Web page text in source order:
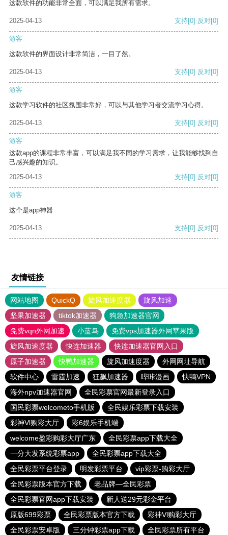
这款软件的功能非常全面，可以满足我所有需求。
2025-04-13 支持[0] 反对[0]
游客
这款软件的界面设计非常简洁，一目了然。
2025-04-13 支持[0] 反对[0]
游客
这款学习软件的社区氛围非常好，可以与其他学习者交流学习心得。
2025-04-13 支持[0] 反对[0]
游客
这款app的课程非常丰富，可以满足我不同的学习需求，让我能够找到自
己感兴趣的知识。
2025-04-13
支持[0] 反对[0]
游客
这个是app神器
2025-04-13 支持[0] 反对[0]
友情链接
网站地图 QuickQ 旋风加速度器
旋风加速
坚果加速器
tiktok加速器
狗急加速器官网
免费vqn外网加速
小蓝鸟
免费vps加速器外网苹果版
旋风加速度器
快连加速器
快连加速器官网入口
原子加速器
快鸭加速器 旋风加速度器
外网网址导航
软件中心
雷霆加速 狂飙加速器 哔咔漫画
快鸭VPN
海外npv加速器官网
全民彩票官网最新登录入口
国民彩票welcometo手机版
全民娱乐彩票下载安装
彩神Vl购彩大厅
彩6娱乐手机端
welcome盈彩购彩大厅广东
全民彩票app下载大全
一分大发系统彩票app
全民彩票app下载大全
全民彩票平台登录
明发彩票平台
vip彩票-购彩大厅
全民彩票版本官方下载
老品牌—全民彩票
全民彩票官网app下载安装
新人送29元彩金平台
原版699彩票
全民彩票版本官方下载
彩神Vl购彩大厅
全民彩票安卓版
三分钟彩票app下载 全民彩票所有平台